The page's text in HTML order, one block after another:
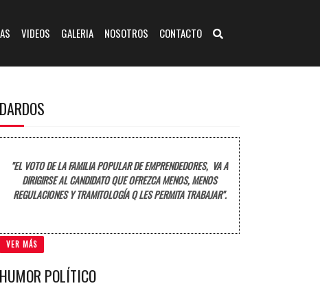
VIDEOS GALERIA NOSOTROS CONTACTO
DARDOS
"EL VOTO DE LA FAMILIA POPULAR DE EMPRENDEDORES, VA A
DIRIGIRSE AL CANDIDATO QUE OFREZCA MENOS, MENOS
REGULACIONES Y TRAMITOLOGÍA Q LES PERMITA TRABAJAR".
VER MÁS
HUMOR POLÍTICO